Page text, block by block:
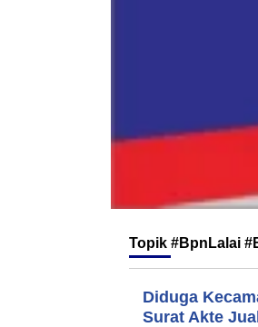
Topik #BpnLalai
Diduga
Surat Akte